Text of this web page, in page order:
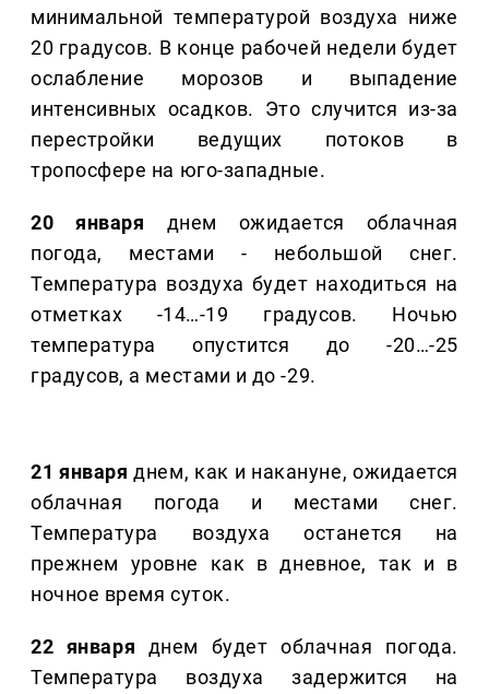
минимальной температурой воздуха ниже
20 градусов. В конце рабочей недели будет
ослабление морозов и выпадение
интенсивных осадков. Это случится из-за
перестройки ведущих потоков в
тропосфере на юго-западные.
20 января днем ожидается облачная
погода, местами - небольшой снег.
Температура воздуха будет находиться на
отметках -14…-19 градусов. Ночью
температура опустится до -20…-25
градусов, а местами и до -29.
21 января днем, как и накануне, ожидается
облачная погода и местами снег.
Температура воздуха останется на
прежнем уровне как в дневное, так и в
ночное время суток.
22 января днем будет облачная погода.
Температура воздуха задержится на